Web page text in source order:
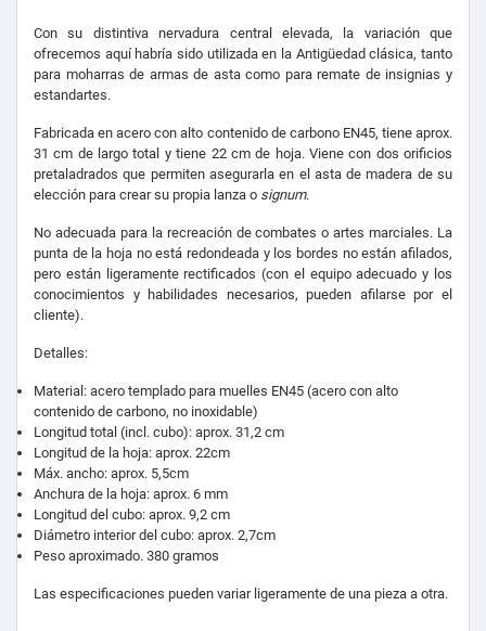
Con su distintiva nervadura central elevada, la variación que
ofrecemos aquí habría sido utilizada en la Antigüedad clásica, tanto
para moharras de armas de asta como para remate de insignias y
estandartes.
Fabricada en acero con alto contenido de carbono EN45, tiene aprox.
31 cm de largo total y tiene 22 cm de hoja. Viene con dos orificios
pretaladrados que permiten asegurarla en el asta de madera de su
elección para crear su propia lanza o signum.
No adecuada para la recreación de combates o artes marciales. La
punta de la hoja no está redondeada y los bordes no están afilados,
pero están ligeramente rectificados (con el equipo adecuado y los
conocimientos y habilidades necesarios, pueden afilarse por el
cliente).
Detalles:
Material: acero templado para muelles EN45 (acero con alto
contenido de carbono, no inoxidable)
Longitud total (incl. cubo): aprox. 31,2 cm
Longitud de la hoja: aprox. 22cm
Máx. ancho: aprox. 5,5cm
Anchura de la hoja: aprox. 6 mm
Longitud del cubo: aprox. 9,2 cm
Diámetro interior del cubo: aprox. 2,7cm
Peso aproximado. 380 gramos
Las especificaciones pueden variar ligeramente de una pieza a otra.